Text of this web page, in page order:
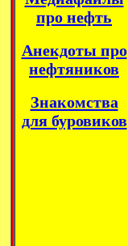
про нефть
Анекдоты про
нефтяников
Знакомства
для буровиков